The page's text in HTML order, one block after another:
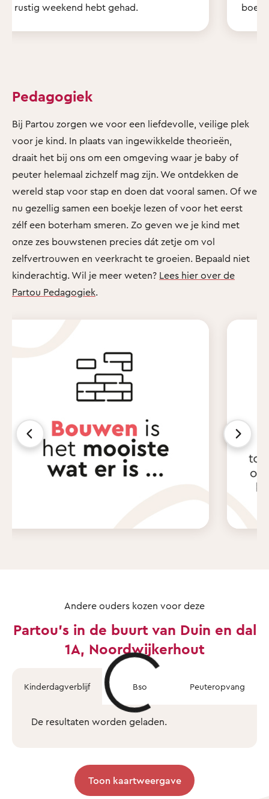
rustig weekend hebt gehad.
Pedagogiek
Bij Partou zorgen we voor een liefdevolle, veilige plek
voor je kind. In plaats van ingewikkelde theorieën,
draait het bij ons om een omgeving waar je baby of
peuter helemaal zichzelf mag zijn. We ontdekken de
wereld stap voor stap en doen dat vooral samen. Of we
nu gezellig samen een boekje lezen of voor het eerst
zélf een boterham smeren. Zo geven we je kind met
onze zes bouwstenen precies dát zetje om vol
zelfvertrouwen en veerkracht te groeien. Bepaald niet
kinderachtig. Wil je meer weten? Lees hier over de
Partou Pedagogiek.
Andere ouders kozen voor deze
Partou's in de buurt van Duin en dal
1A, Noordwijkerhout
Kinderdagverblijf Bso Peuteropvang
De resultaten worden geladen.
Toon kaartweergave